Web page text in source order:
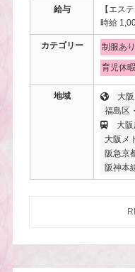
給与
【エス
時給
カテゴリー 制服あり
育児休
地域 大
福島区
大
大阪メ
阪急京
阪神本